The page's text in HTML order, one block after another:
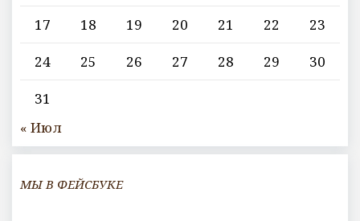
17
18 19 20 21 22
23
24
25 26 27 28 29
30
31
« Июл
МЫ В ФЕЙСБУКЕ